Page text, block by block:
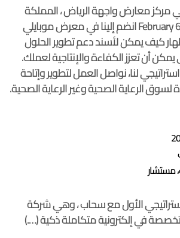
مركز معارض واجهة الرياض ، المملكة
العربية السعودية February 6-9 انضم إلينا في معرض موبايلي
كيف يمكن لأسند دعم تطوير الحلول
يمكن أن تعزز الكفاءة والإنتاجية لعملك.
لنا، نواصل العمل لتطوير وإتاحة
الرعاية الصحية وغير الرعاية الصحية.
،مستشار
الأول مع سحاب ، وهي شركة
في إلكترونية متكاملة ذكية (….)